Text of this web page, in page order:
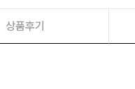
상품후기